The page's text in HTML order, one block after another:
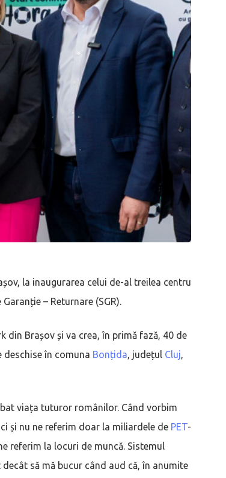
la inaugurarea celui de-al treilea centru
– Returnare (SGR).
din Brașov și va crea, în primă fază, 40 de
deschise în comuna Bonțida, județul Cluj,
viața tuturor românilor. Când vorbim
și nu ne referim doar la miliardele de PET-
referim la locuri de muncă. Sistemul
să mă bucur când aud că, în anumite